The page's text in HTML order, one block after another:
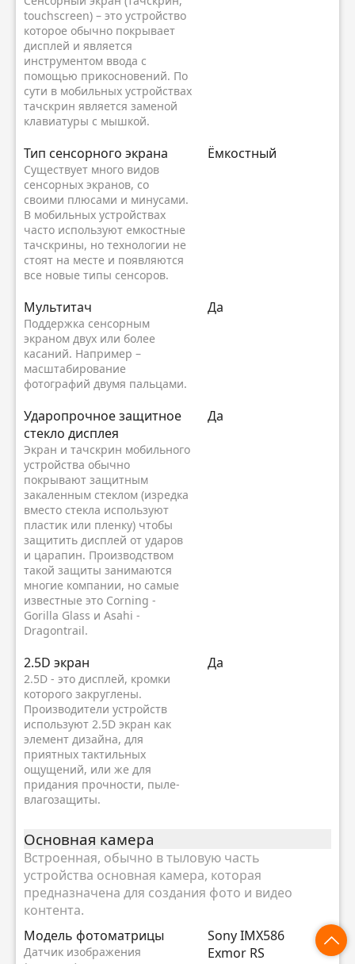
touchscreen) – это устройство
которое обычно покрывает
дисплей и является
инструментом ввода с
помощью прикосновений. По
сути в мобильных устройствах
тачскрин является заменой
клавиатуры с мышкой.
Тип сенсорного экрана
Существует много видов
сенсорных экранов, со
своими плюсами и минусами.
В мобильных устройствах
часто используют емкостные
тачскрины, но технологии не
стоят на месте и появляются
все новые типы сенсоров.
Ёмкостный
Мультитач
Поддержка сенсорным
экраном двух или более
касаний. Например –
масштабирование
фотографий двумя пальцами.
Да
Ударопрочное защитное
стекло дисплея
Экран и тачскрин мобильного
устройства обычно
покрывают защитным
закаленным стеклом (изредка
вместо стекла используют
пластик или пленку) чтобы
защитить дисплей от ударов
и царапин. Производством
такой защиты занимаются
многие компании, но самые
известные это Corning -
Gorilla Glass и Asahi -
Dragontrail.
Да
2.5D экран
2.5D - это дисплей, кромки
которого закруглены.
Производители устройств
используют 2.5D экран как
элемент дизайна, для
приятных тактильных
ощущений, или же для
придания прочности, пыле-
влагозащиты.
Да
Основная камера
Встроенная, обычно в тыловую часть
устройства основная камера, которая
предназначена для создания фото и видео
контента.
Модель фотоматрицы
Датчик изображения
Sony IMX586
Exmor RS